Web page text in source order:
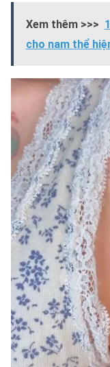
Xem thêm >>>
cho nam thể